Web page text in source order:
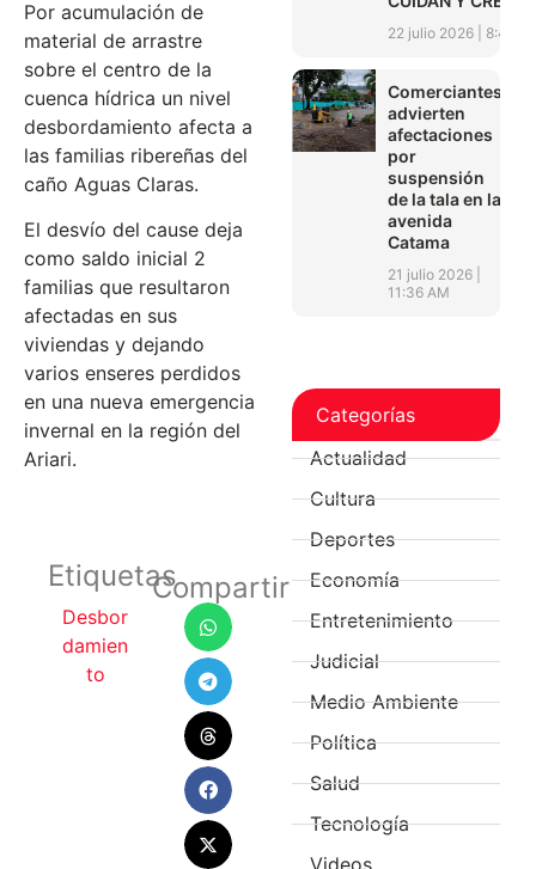
Por acumulación de
material de arrastre
sobre el centro de la
cuenca hídrica un nivel
desbordamiento afecta a
las familias ribereñas del
caño Aguas Claras.
El desvío del cause deja
como saldo inicial 2
familias que resultaron
afectadas en sus
viviendas y dejando
varios enseres perdidos
en una nueva emergencia
invernal en la región del
Ariari.
Etiquetas
Desbor
damien
to
Compartir
22 julio 2026 8:45
Comerciantes
advierten
afectaciones
por
suspensión
de la tala en la
avenida
Catama
21 julio 2026
11:36 AM
Categorías
Actualidad
Cultura
Deportes
Economía
Entretenimiento
Judicial
Medio Ambiente
Política
Salud
Tecnología